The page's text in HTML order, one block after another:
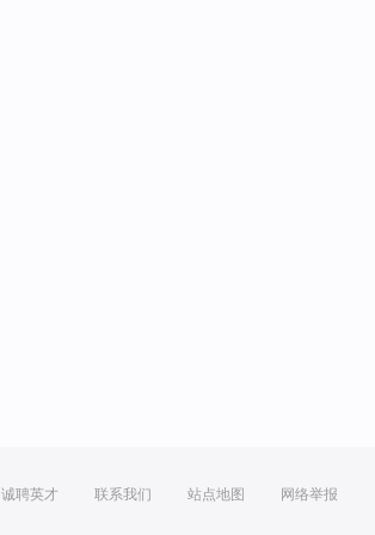
诚聘英才 联系我们 站点地图 网络举报